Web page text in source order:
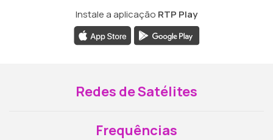
Instale a aplicação RTP Play
Redes de Satélites
Frequências